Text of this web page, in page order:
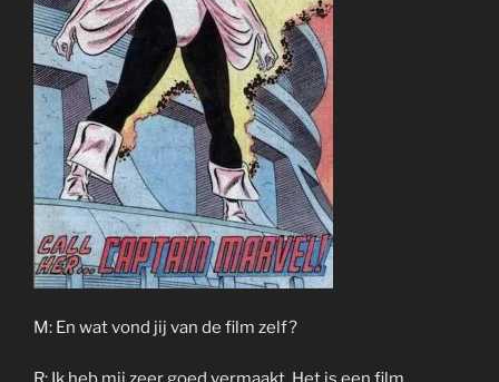
M: En wat vond jij van de film zelf?